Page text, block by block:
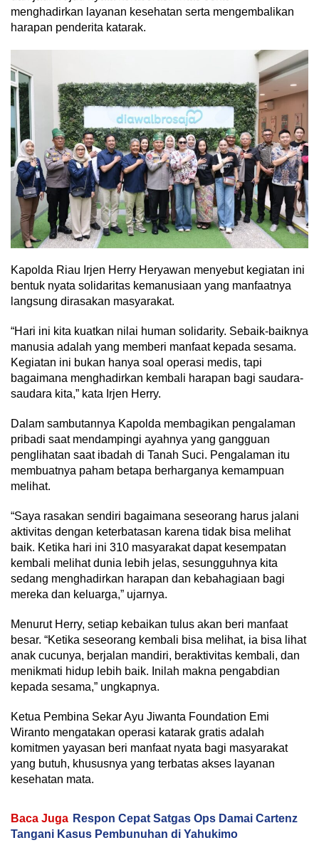
menghadirkan layanan kesehatan serta mengembalikan
harapan penderita katarak.
Kapolda Riau Irjen Herry Heryawan menyebut kegiatan ini
bentuk nyata solidaritas kemanusiaan yang manfaatnya
langsung dirasakan masyarakat.
“Hari ini kita kuatkan nilai human solidarity. Sebaik-baiknya
manusia adalah yang memberi manfaat kepada sesama.
Kegiatan ini bukan hanya soal operasi medis, tapi
bagaimana menghadirkan kembali harapan bagi saudara-
saudara kita,” kata Irjen Herry.
Dalam sambutannya Kapolda membagikan pengalaman
pribadi saat mendampingi ayahnya yang gangguan
penglihatan saat ibadah di Tanah Suci. Pengalaman itu
membuatnya paham betapa berharganya kemampuan
melihat.
“Saya rasakan sendiri bagaimana seseorang harus jalani
aktivitas dengan keterbatasan karena tidak bisa melihat
baik. Ketika hari ini 310 masyarakat dapat kesempatan
kembali melihat dunia lebih jelas, sesungguhnya kita
sedang menghadirkan harapan dan kebahagiaan bagi
mereka dan keluarga,” ujarnya.
Menurut Herry, setiap kebaikan tulus akan beri manfaat
besar. “Ketika seseorang kembali bisa melihat, ia bisa lihat
anak cucunya, berjalan mandiri, beraktivitas kembali, dan
menikmati hidup lebih baik. Inilah makna pengabdian
kepada sesama,” ungkapnya.
Ketua Pembina Sekar Ayu Jiwanta Foundation Emi
Wiranto mengatakan operasi katarak gratis adalah
komitmen yayasan beri manfaat nyata bagi masyarakat
yang butuh, khususnya yang terbatas akses layanan
kesehatan mata.
Baca Juga Respon Cepat Satgas Ops Damai Cartenz
Tangani Kasus Pembunuhan di Yahukimo